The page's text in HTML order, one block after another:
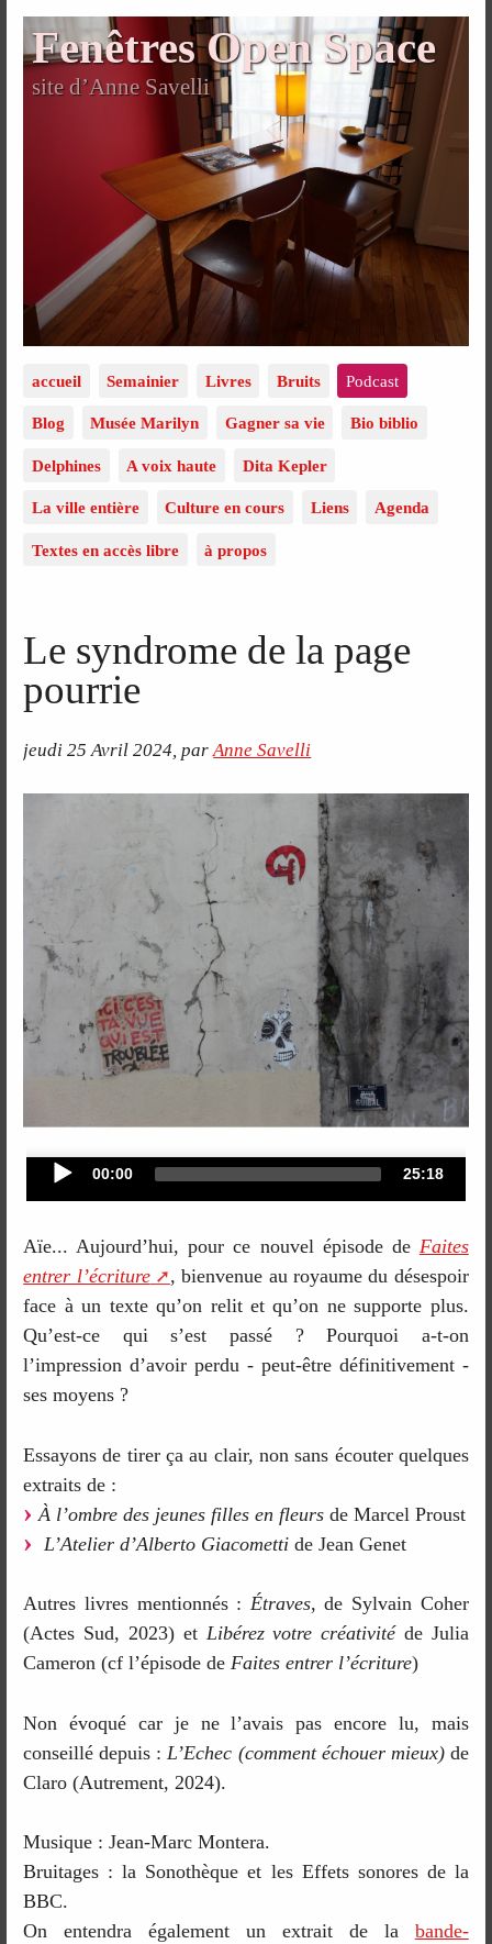
Fenêtres Open Space
site d’Anne Savelli
accueil Semainier Livres Bruits Podcast
Blog Musée Marilyn Gagner sa vie Bio biblio
Delphines A voix haute Dita Kepler
La ville entière Culture en cours Liens Agenda
Textes en accès libre à propos
Le syndrome de la page
pourrie
jeudi 25 Avril 2024 parAnne Savelli
Audio
Player
Current
00:00
Total
25:18
Aïe... Aujourd’hui, pour ce nouvel épisode de Faites
entrer l’écriture
, bienvenue au royaume du désespoir
face à un texte qu’on relit et qu’on ne supporte plus.
Qu’est-ce qui s’est passé ? Pourquoi a-t-on
l’impression d’avoir perdu - peut-être définitivement -
ses moyens ?
Essayons de tirer ça au clair, non sans écouter quelques
extraits de :
À l’ombre des jeunes filles en fleurs de Marcel Proust
L’Atelier d’Alberto Giacometti de Jean Genet
Autres livres mentionnés : Étraves, de Sylvain Coher
(Actes Sud, 2023) et Libérez votre créativitéde Julia
Cameron (cf l’épisode deFaites entrer l’écriture)
Non évoqué car je ne l’avais pas encore lu, mais
conseillé depuis : L’Echec (comment échouer mieux)de
Claro (Autrement, 2024).
Musique : Jean-Marc Montera.
Bruitages : la Sonothèque et les Effets sonores de la
BBC.
On entendra également un extrait de la bande-